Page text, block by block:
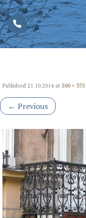
Published 21.10.2014at 500 × 375
← Previous